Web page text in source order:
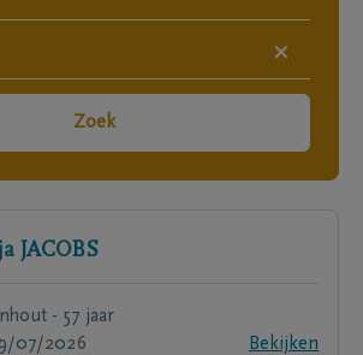
×
Zoek
JACOBS
- 57 jaar
07/2026
Bekijken